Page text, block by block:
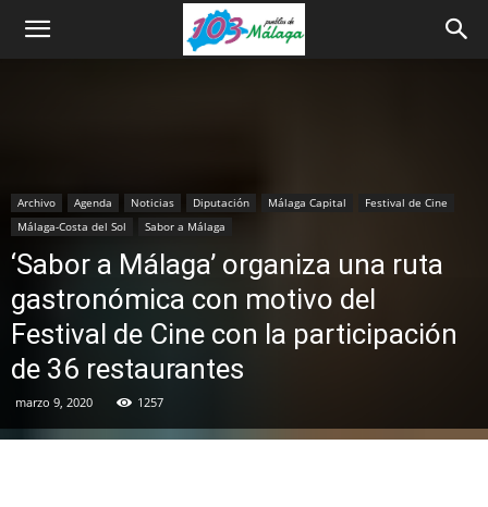
Archivo Agenda Noticias Diputación Málaga Capital
Festival de Cine
Málaga-Costa del Sol
Sabor a Málaga
‘Sabor a Málaga’ organiza una ruta
gastronómica con motivo del
Festival de Cine con la participación
de 36 restaurantes
marzo 9, 2020 1257